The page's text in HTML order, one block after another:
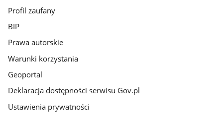
Profil zaufany
BIP
Prawa autorskie
Warunki korzystania
Geoportal
Deklaracja dostępności serwisu Gov.pl
Ustawienia prywatności